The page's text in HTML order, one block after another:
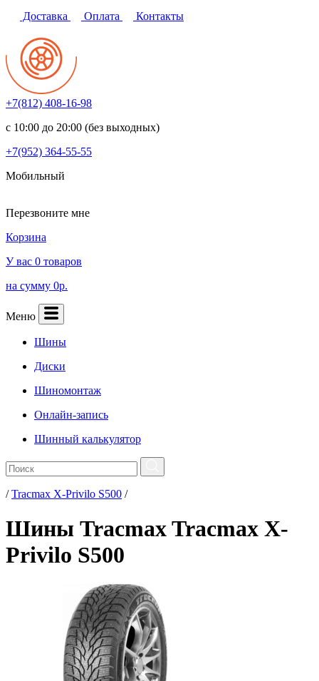
Доставка Оплата Контакты
+7(812) 408-16-98
с 10:00 до 20:00 (без выходных)
+7(952) 364-55-55
Мобильный
Перезвоните мне
Корзина
У вас 0 товаров
на сумму 0р.
Меню
Шины
Диски
Шиномонтаж
Онлайн-запись
Шинный калькулятор
/Tracmax X-Privilo S500 /
Шины Tracmax Tracmax X-
Privilo S500